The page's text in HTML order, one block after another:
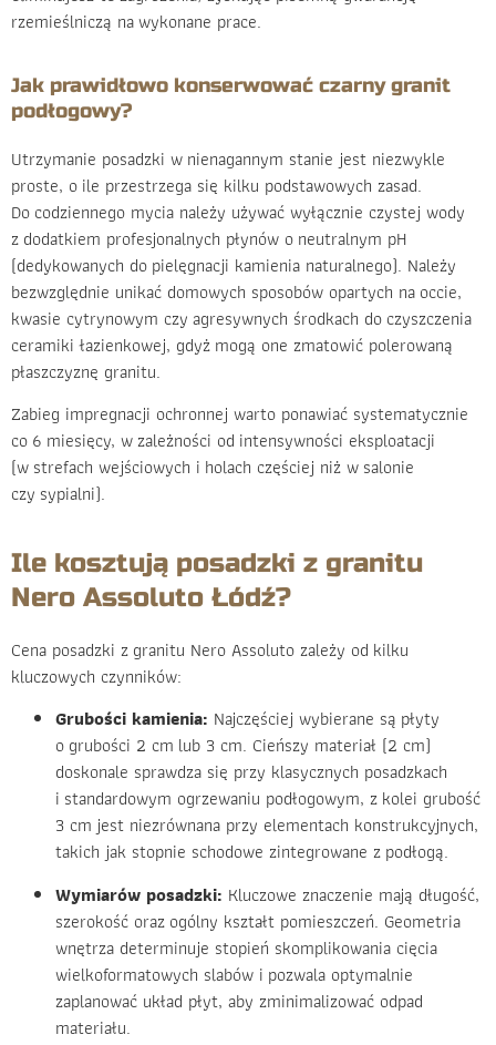
rzemieślniczą na wykonane prace.
Jak prawidłowo konserwować czarny granit
podłogowy?
Utrzymanie posadzki w nienagannym stanie jest niezwykle
proste, o ile przestrzega się kilku podstawowych zasad.
Do codziennego mycia należy używać wyłącznie czystej wody
z dodatkiem profesjonalnych płynów o neutralnym pH
(dedykowanych do pielęgnacji kamienia naturalnego). Należy
bezwzględnie unikać domowych sposobów opartych na occie,
kwasie cytrynowym czy agresywnych środkach do czyszczenia
ceramiki łazienkowej, gdyż mogą one zmatowić polerowaną
płaszczyznę granitu.
Zabieg impregnacji ochronnej warto ponawiać systematycznie
co 6 miesięcy, w zależności od intensywności eksploatacji
(w strefach wejściowych i holach częściej niż w salonie
czy sypialni).
Ile kosztują posadzki z granitu
Nero Assoluto Łódź?
Cena posadzki z granitu Nero Assoluto zależy od kilku
kluczowych czynników:
Grubości kamienia: Najczęściej wybierane są płyty
o grubości 2 cm lub 3 cm. Cieńszy materiał (2 cm)
doskonale sprawdza się przy klasycznych posadzkach
i standardowym ogrzewaniu podłogowym, z kolei grubość
3 cm jest niezrównana przy elementach konstrukcyjnych,
takich jak stopnie schodowe zintegrowane z podłogą.
Wymiarów posadzki: Kluczowe znaczenie mają długość,
szerokość oraz ogólny kształt pomieszczeń. Geometria
wnętrza determinuje stopień skomplikowania cięcia
wielkoformatowych slabów i pozwala optymalnie
zaplanować układ płyt, aby zminimalizować odpad
materiału.